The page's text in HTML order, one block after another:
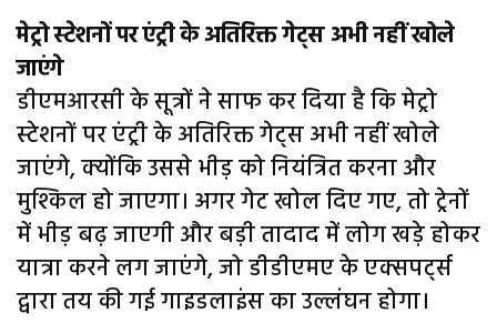
मेट्रो स्टेशनों पर एंट्री के अतिरिक्त गेट्स अभी नहीं खोले
जाएंगे
डीएमआरसी के सूत्रों ने साफ कर दिया है कि मेट्रो
स्टेशनों पर एंट्री के अतिरिक्त गेट्स अभी नहीं खोले
जाएंगे, क्योंकि उससे भीड़ को नियंत्रित करना और
मुश्किल हो जाएगा। अगर गेट खोल दिए गए, तो ट्रेनों
में भीड़ बढ़ जाएगी और बड़ी तादाद में लोग खड़े होकर
यात्रा करने लग जाएंगे, जो डीडीएमए के एक्सपर्ट्स
द्वारा तय की गई गाइडलाइंस का उल्लंघन होगा।